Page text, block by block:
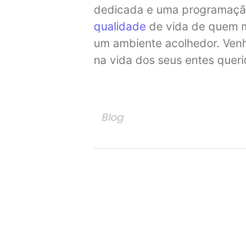
dedicada e uma
qualidade de vida de quem
um ambiente acolhedor.
na vida dos seus entes
Blog